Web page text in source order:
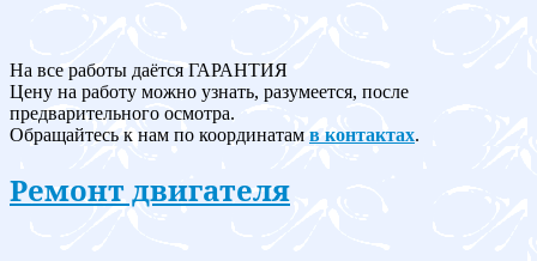
На все работы даётся ГАРАНТИЯ
Цену на работу можно узнать, разумеется, после
предварительного осмотра.
Обращайтесь к нам по координатам в контактах.
Ремонт двигателя